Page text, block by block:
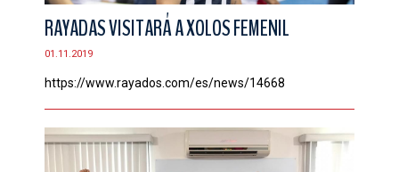
RAYADAS VISITARÁ A XOLOS FEMENIL
01.11.2019
https://www.rayados.com/es/news/14668